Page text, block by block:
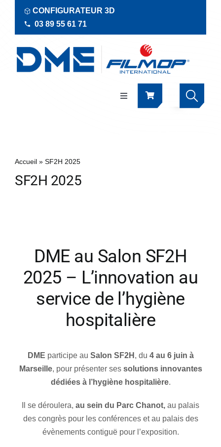
contenu
CONFIGURATEUR 3D
03 89 55 61 71
Navigation
Documentations
Société
Accueil» SF2H 2025
SF2H 2025
DME au Salon SF2H
2025 – L’innovation au
service de l’hygiène
hospitalière
DME participe au Salon SF2H , du 4 au 6 juin à
Marseille, pour présenter ses solutions innovantes
dédiées à l’hygiène hospitalière.
Il se déroulera, au sein du Parc Chanot, au palais
des congrès pour les conférences et au palais des
évènements contiguë pour l’exposition.